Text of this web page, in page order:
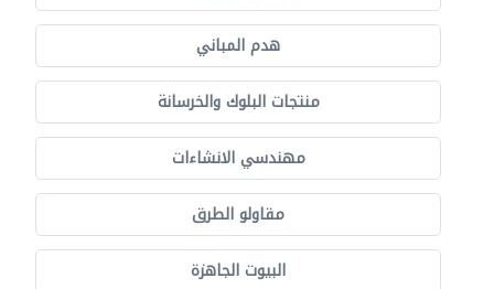
هدم المباني
منتجات البلوك والخرسانة
مهندسي الانشاءات
مقاولو الطرق
البيوت الجاهزة